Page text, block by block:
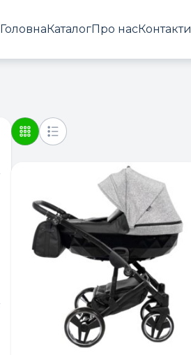
ГоловнаКаталогПро насКонтакти